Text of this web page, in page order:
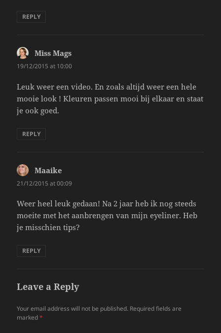
REPLY
Miss Mags
19/12/2015 at 10:00
Leuk weer een video. En zoals altijd weer een hele
mooie look ! Kleuren passen mooi bij elkaar en staat
je ook goed.
REPLY
Maaike
21/12/2015 at 00:09
Weer heel leuk gedaan! Na 2 jaar heb ik nog steeds
moeite met het aanbrengen van mijn eyeliner. Heb
je misschien tips?
REPLY
Leave a Reply
Your email address will not be published. Required fields are
marked*